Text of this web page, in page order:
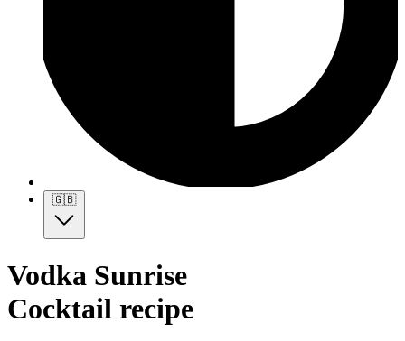
🇬🇧
Vodka Sunrise
Cocktail recipe